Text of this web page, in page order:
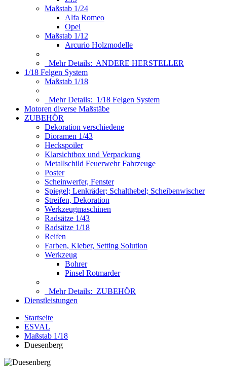
Maßstab 1/24
Alfa Romeo
Opel
Maßstab 1/12
Arcurio Holzmodelle
Mehr Details: ANDERE HERSTELLER
1/18 Felgen System
Maßstab 1/18
Mehr Details: 1/18 Felgen System
Motoren diverse Maßstäbe
ZUBEHÖR
Dekoration verschiedene
Dioramen 1/43
Heckspoiler
Klarsichtbox und Verpackung
Metallschild Feuerwehr Fahrzeuge
Poster
Scheinwerfer, Fenster
Spiegel; Lenkräder; Schalthebel; Scheibenwischer
Streifen, Dekoration
Werkzeugmaschinen
Radsätze 1/43
Radsätze 1/18
Reifen
Farben, Kleber, Setting Solution
Werkzeug
Bohrer
Pinsel Rotmarder
Mehr Details: ZUBEHÖR
Dienstleistungen
Startseite
ESVAL
Maßstab 1/18
Duesenberg